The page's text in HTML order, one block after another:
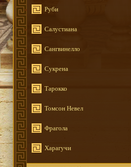
Руби
Салустиана
Сангвинелло
Сукрена
Тарокко
Томсон Невел
Фрагола
Харагучи